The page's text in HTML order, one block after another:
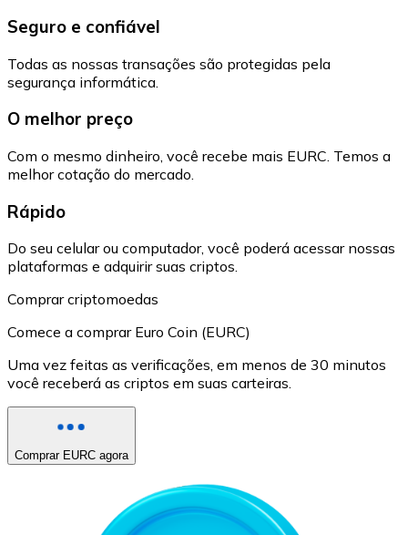
Seguro e confiável
Todas as nossas transações são protegidas pela
segurança informática.
O melhor preço
Com o mesmo dinheiro, você recebe mais EURC. Temos a
melhor cotação do mercado.
Rápido
Do seu celular ou computador, você poderá acessar nossas
plataformas e adquirir suas criptos.
Comprar criptomoedas
Comece a comprar Euro Coin (EURC)
Uma vez feitas as verificações, em menos de 30 minutos
você receberá as criptos em suas carteiras.
Comprar EURC agora